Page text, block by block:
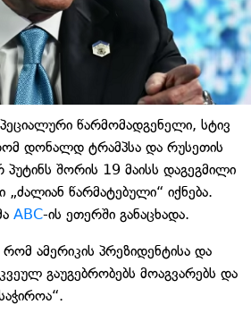
წარმომადგენელი, სტივ
დონალდ ტრამპსა და რუსეთის
შორის 19 მაისს დაგეგმილი
წარმატებული“ იქნება.
ABC-ის ეთერში განაცხადა.
ამერიკის პრეზიდენტისა და
გაუგებრობებს მოაგვარებს და